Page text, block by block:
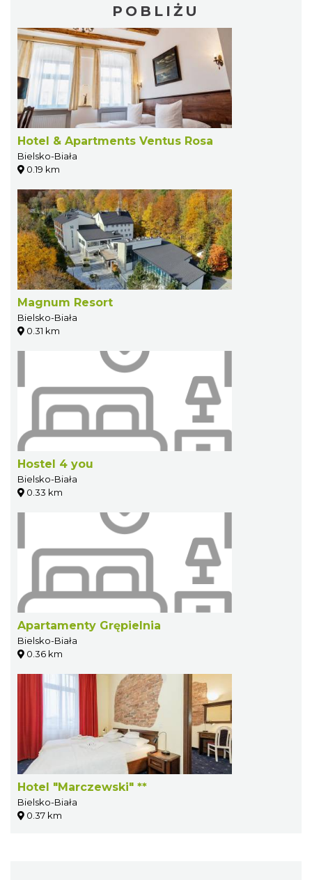
POBLIŻU
Hotel & Apartments Ventus Rosa
Bielsko-Biała
0.19 km
Magnum Resort
Bielsko-Biała
0.31 km
Hostel 4 you
Bielsko-Biała
0.33 km
Apartamenty Grępielnia
Bielsko-Biała
0.36 km
Hotel "Marczewski" **
Bielsko-Biała
0.37 km